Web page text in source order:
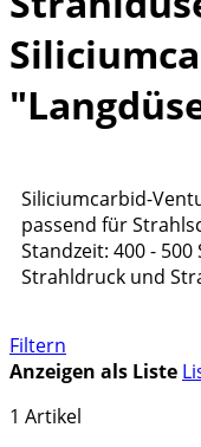
Siliciumcarbid-
passend für
Standzeit: 400 -
Strahldruck und
Filtern
Anzeigen als Liste
1 Artikel